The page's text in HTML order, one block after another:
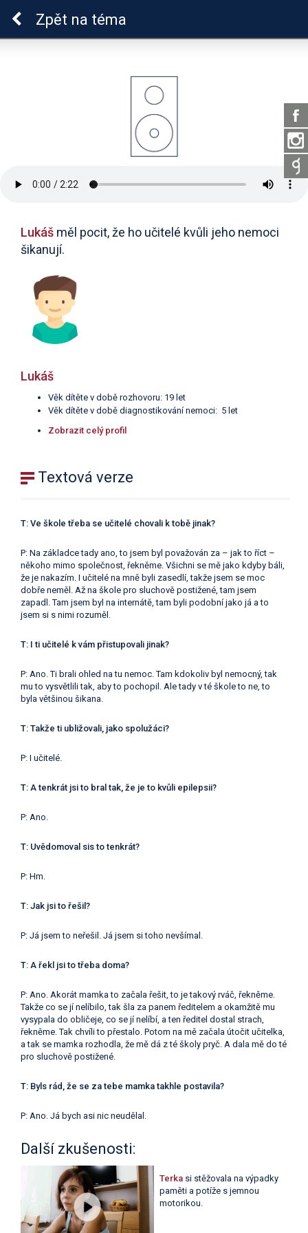
Epilepsie u dětí
Zpět na téma
Lukáš měl pocit, že ho učitelé kvůli jeho nemoci
šikanují.
Lukáš
Věk dítěte v době rozhovoru: 19 let
Věk dítěte v době diagnostikování nemoci: 5 let
Zobrazit celý profil
Textová verze
T: Ve škole třeba se učitelé chovali k tobě jinak?
P: Na základce tady ano, to jsem byl považován za – jak to říct –
někoho mimo společnost, řekněme. Všichni se mě jako kdyby báli,
že je nakazím. I učitelé na mně byli zasedlí, takže jsem se moc
dobře neměl. Až na škole pro sluchově postižené, tam jsem
zapadl. Tam jsem byl na internátě, tam byli podobní jako já a to
jsem si s nimi rozuměl.
T: I ti učitelé k vám přistupovali jinak?
P: Ano. Ti brali ohled na tu nemoc. Tam kdokoliv byl nemocný, tak
mu to vysvětlili tak, aby to pochopil. Ale tady v té škole to ne, to
byla většinou šikana.
T: Takže ti ubližovali, jako spolužáci?
P: I učitelé.
T: A tenkrát jsi to bral tak, že je to kvůli epilepsii?
P: Ano.
T: Uvědomoval sis to tenkrát?
P: Hm.
T: Jak jsi to řešil?
P: Já jsem to neřešil. Já jsem si toho nevšímal.
T: A řekl jsi to třeba doma?
P: Ano. Akorát mamka to začala řešit, to je takový rváč, řekněme.
Takže co se jí nelíbilo, tak šla za panem ředitelem a okamžitě mu
vysypala do obličeje, co se jí nelíbí, a ten ředitel dostal strach,
řekněme. Tak chvíli to přestalo. Potom na mě začala útočit učitelka,
a tak se mamka rozhodla, že mě dá z té školy pryč. A dala mě do té
pro sluchově postižené.
T: Byls rád, že se za tebe mamka takhle postavila?
P: Ano. Já bych asi nic neudělal.
Další zkušenosti:
Terka si stěžovala na výpadky
paměti a potíže s jemnou
motorikou.